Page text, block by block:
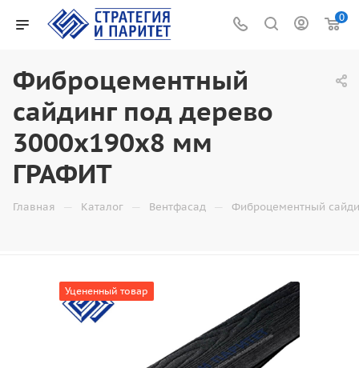
0
Фиброцементный
сайдинг под дерево
3000x190x8 мм
ГРАФИТ
Главная — Каталог — Вентфасад — Фиброцементный
Уцененный товар